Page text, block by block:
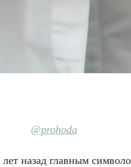
@prohoda
назад главным